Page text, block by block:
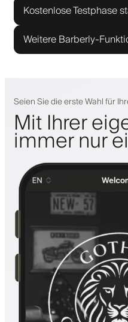
Kostenlose Testphase
Weitere Barberly-
Seien Sie die erste Wahl für
Mit Ihrer
immer nur